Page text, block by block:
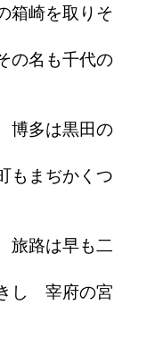
崎を取りそ
名も千代の
多は黒田の
まぢかくつ
路は早も二
し 宰府の宮